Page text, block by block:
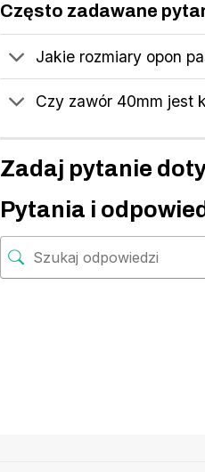
Często zadawane
Jakie rozmiary opon
Czy zawór 40mm jest
Zadaj pytanie
Pytania i